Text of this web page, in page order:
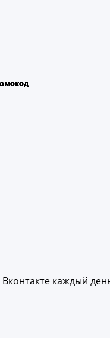
каждый